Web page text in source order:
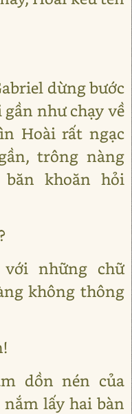
dừng bước
như chạy về
Hoài rất ngạc
trông nàng
khoăn hỏi
những chữ
không thông
dồn nén của
lấy hai bàn